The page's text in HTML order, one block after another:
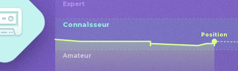
Position
Amateur
Connaisseur
Expert